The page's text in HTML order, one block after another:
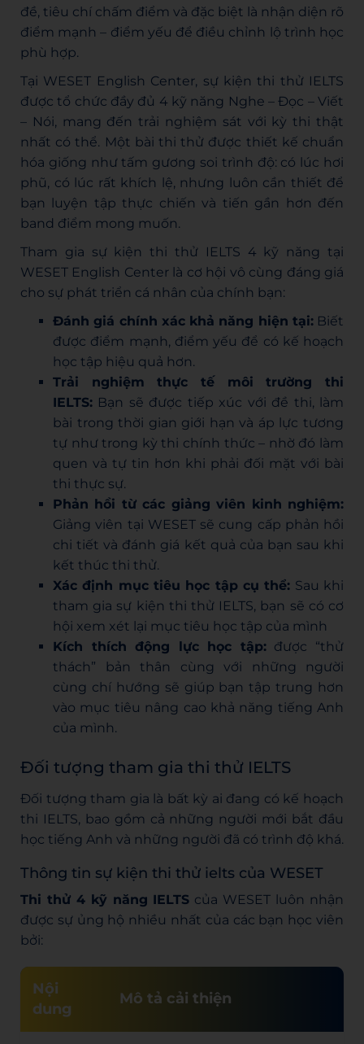
đề, tiêu chí chấm điểm và đặc biệt là nhận diện rõ
điểm mạnh – điểm yếu để điều chỉnh lộ trình học
phù hợp.
Tại WESET English Center, sự kiện thi thử IELTS
được tổ chức đầy đủ 4 kỹ năng Nghe –Đọc –Viết
– Nói, mang đến trải nghiệm sát với kỳ thi thật
nhất có thể. Một bài thi thử được thiết kế chuẩn
hóa giống như tấm gương soi trình độ: có lúc hơi
phũ, có lúc rất khích lệ, nhưng luôn cần thiết để
bạn luyện tập thực chiến và tiến gần hơn đến
band điểm mong muốn.
Tham gia sự kiện thi thử IELTS 4 kỹ năng tại
WESET English Center là cơ hội vô cùng đáng giá
cho sự phát triển cá nhân của chính bạn:
Đánh giá chính xác khả năng hiện tại:Biết
được điểm mạnh, điểm yếu để có kế hoạch
học tập hiệu quả hơn.
Trải nghiệm thực tế môi trường thi
IELTS: Bạn sẽ được tiếp xúc với đề thi, làm
bài trong thời gian giới hạn và áp lực tương
tự như trong kỳ thi chính thức – nhờ đó làm
quen và tự tin hơn khi phải đối mặt với bài
thi thực sự.
Phản hồi từ các giảng viên kinh nghiệm:
Giảng viên tại WESET sẽ cung cấp phản hồi
chi tiết và đánh giá kết quả của bạn sau khi
kết thúc thi thử.
Xác định mục tiêu học tập cụ thể: Sau khi
tham gia sự kiện thi thử IELTS, bạn sẽ có cơ
hội xem xét lại mục tiêu học tập của mình
Kích thích động lực học tập:được “thử
thách” bản thân cùng với những người
cùng chí hướng sẽ giúp bạn tập trung hơn
vào mục tiêu nâng cao khả năng tiếng Anh
của mình.
Đối tượng tham gia thi thử IELTS
Đối tượng tham gia là bất kỳ ai đang có kế hoạch
thi IELTS, bao gồm cả những người mới bắt đầu
học tiếng Anh và những người đã có trình độ khá.
Thông tin sự kiện thi thử ielts của WESET
Thi thử 4 kỹ năng IELTS của WESET luôn nhận
được sự ủng hộ nhiều nhất của các bạn học viên
bởi:
Nội
dung
Mô tả cải thiện